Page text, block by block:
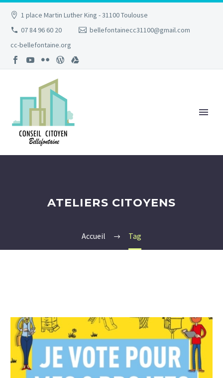
1 place Martin Luther King - 31100 Toulouse
07 84 96 60 20
bellefontainecc31100@gmail.com
cc-bellefontaine.org
ATELIERS CITOYENS
Accueil Tag